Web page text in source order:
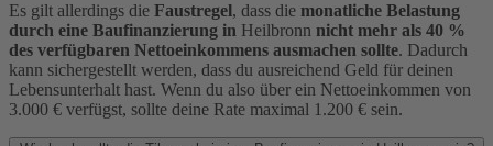
Es gilt allerdings die Faustregel, dass die monatliche Belastung
durch eine Baufinanzierung in Heilbronn nicht mehr als 40 %
des verfügbaren Nettoeinkommens ausmachen sollte. Dadurch
kann sichergestellt werden, dass du ausreichend Geld für deinen
Lebensunterhalt hast. Wenn du also über ein Nettoeinkommen von
3.000 € verfügst, sollte deine Rate maximal 1.200 € sein.